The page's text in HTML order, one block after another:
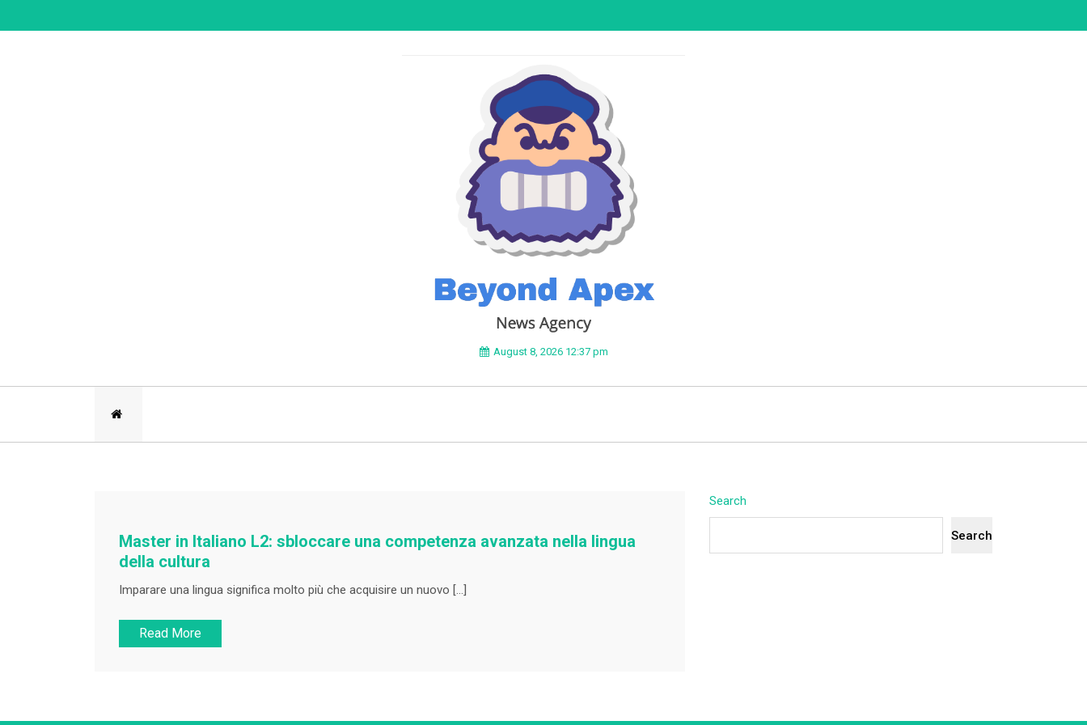
to
BEYOND APEX
August 8, 2026 12:37 pm
Master in Italiano L2: sbloccare una competenza avanzata nella lingua
della cultura
Imparare una lingua significa molto più che acquisire un nuovo […]
Read More
Search
Search